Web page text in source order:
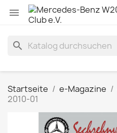

search
Startseite e-Magazine
2010-01